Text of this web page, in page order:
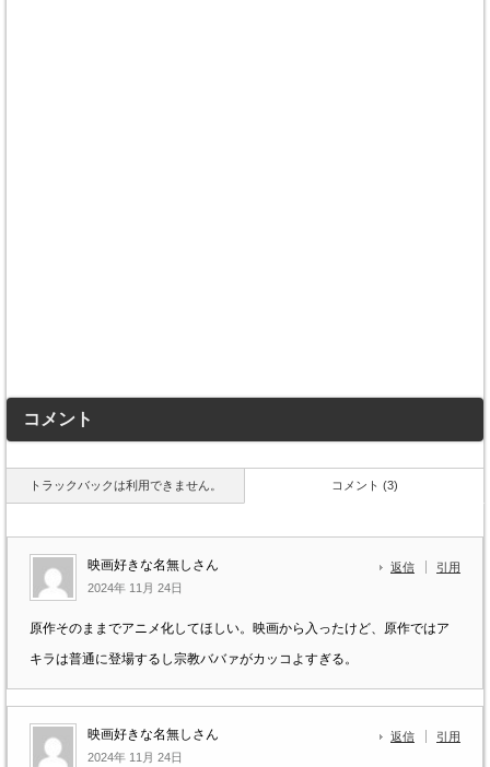
コメント
トラックバックは利用できません。 コメント (3)
映画好きな名無しさん
2024年 11月 24日
返信 引用
原作そのままでアニメ化してほしい。映画から入ったけど、原作ではア
キラは普通に登場するし宗教ババァがカッコよすぎる。
映画好きな名無しさん
2024年 11月 24日
返信 引用